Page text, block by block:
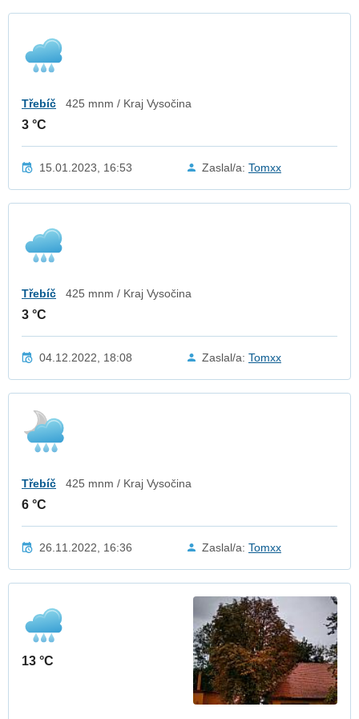
Třebíč 425 mnm / Kraj Vysočina
3 °C
15.01.2023, 16:53 Zaslal/a: Tomxx
Třebíč 425 mnm / Kraj Vysočina
3 °C
04.12.2022, 18:08 Zaslal/a: Tomxx
Třebíč 425 mnm / Kraj Vysočina
6 °C
26.11.2022, 16:36 Zaslal/a: Tomxx
13 °C